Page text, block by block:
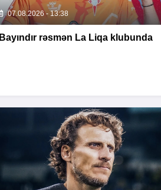
07.08.2026 - 13:38
Bayındır rəsmən La Liqa klubunda